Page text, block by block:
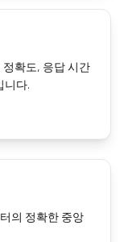
확도, 응답 시간
니다.
의 정확한 중앙